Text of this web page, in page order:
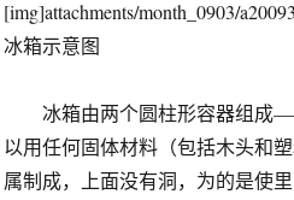
[img]attachments/month_0903/
冰箱示意图
冰箱由两个圆柱形容器组成
以用任何固体材料（包括木头和
属制成，上面没有洞，为的是使